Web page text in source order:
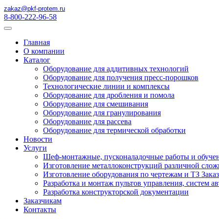
zakaz@pkf-protem.ru
8-800-222-96-58
Главная
О компании
Каталог
Оборудование для аддитивных технологий
Оборудование для получения пресс-порошков
Технологические линии и комплексы
Оборудование для дробления и помола
Оборудование для смешивания
Оборудование для гранулирования
Оборудование для рассева
Оборудование для термической обработки
Новости
Услуги
Шеф-монтажные, пусконаладочные работы и
Изготовление металлоконструкций различной
Изготовление оборудования по чертежам и ТЗ
Разработка и монтаж пультов управления, систем
Разработка конструкторской документации
Заказчикам
Контакты